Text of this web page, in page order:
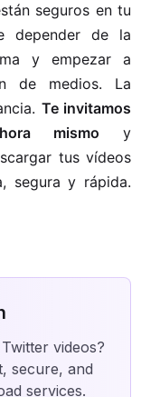
seguros en tu
depender de la
y empezar a
de medios. La
Te invitamos
mismo y
tus vídeos
segura y rápida.
videos?
secure, and
services.